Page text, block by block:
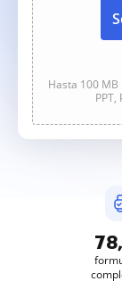
Hasta 100 MB
PPT,